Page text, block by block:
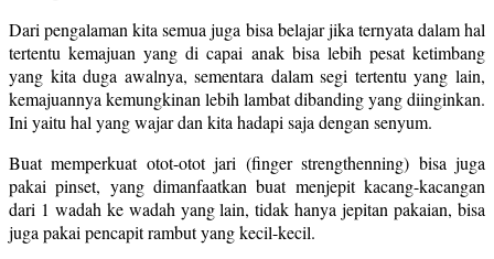
Dari pengalaman kita semua juga bisa belajar jika ternyata dalam hal
tertentu kemajuan yang di capai anak bisa lebih pesat ketimbang
yang kita duga awalnya, sementara dalam segi tertentu yang lain,
kemajuannya kemungkinan lebih lambat dibanding yang diinginkan.
Ini yaitu hal yang wajar dan kita hadapi saja dengan senyum.
Buat memperkuat otot-otot jari (finger strengthenning) bisa juga
pakai pinset, yang dimanfaatkan buat menjepit kacang-kacangan
dari 1 wadah ke wadah yang lain, tidak hanya jepitan pakaian, bisa
juga pakai pencapit rambut yang kecil-kecil.